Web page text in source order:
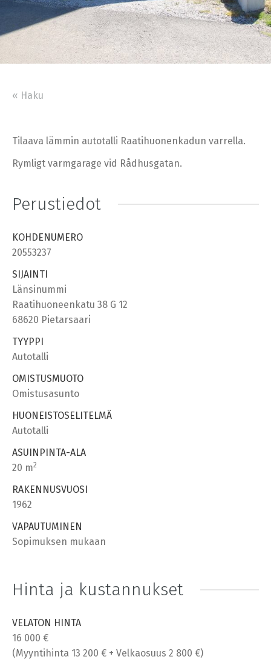
« Haku
Tilaava lämmin autotalli Raatihuonenkadun varrella.
Rymligt varmgarage vid Rådhusgatan.
Perustiedot
KOHDENUMERO
20553237
SIJAINTI
Länsinummi
Raatihuoneenkatu 38 G 12
68620 Pietarsaari
TYYPPI
Autotalli
OMISTUSMUOTO
Omistusasunto
HUONEISTOSELITELMÄ
Autotalli
ASUINPINTA-ALA
20 m2
RAKENNUSVUOSI
1962
VAPAUTUMINEN
Sopimuksen mukaan
Hinta ja kustannukset
VELATON HINTA
16 000 €
(Myyntihinta 13 200 € + Velkaosuus 2 800 €)